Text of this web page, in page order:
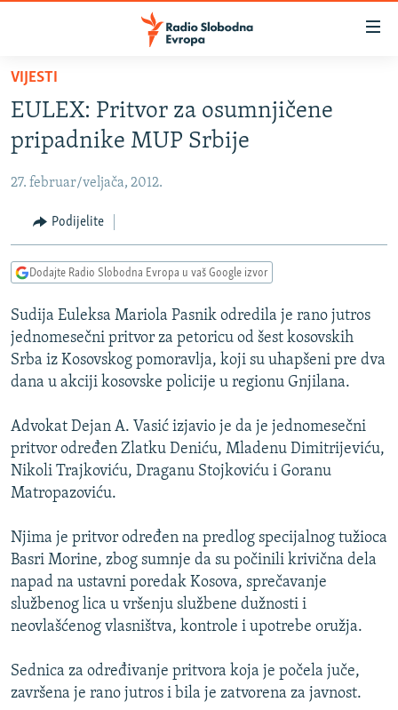
Pređite
glavni
sadržaj
Pređite
na
navigaciju
Pređite
na
BOSNA I HERCEGOVINA
SRBIJA
KOSOVO
CRNA GORA
VIDEO
FOTOGALERIJE
INFOGRAFIKE
PODCASTI
RAT U UKRAJINI
KINA NA BALKANU
RSE PRIČE IZ SVIJETA
ISPRIČAJ MI
DNEVNO@RSE
SPECIJALI RSE
GENOCID U SREBRENICI
POPLAVE I KLIZIŠTA U BIH 2024.
TV LIBERTY
POST SCRIPTUM
MOJA EVROPA
TRI DECENIJE OD RATA U BIH
Sve RFE/RL stranice
VIJESTI
EULEX: Pritvor za osumnjičene
pripadnike MUP Srbije
27. februar/veljača, 2012.
Podijelite
Dodajte Radio Slobodna Evropa u vaš Google izvor
Sudija Euleksa Mariola Pasnik odredila je rano jutros
jednomesečni pritvor za petoricu od šest kosovskih
Srba iz Kosovskog pomoravlja, koji su uhapšeni pre dva
dana u akciji kosovske policije u regionu Gnjilana.
Advokat Dejan A. Vasić izjavio je da je jednomesečni
pritvor određen Zlatku Deniću, Mladenu Dimitrijeviću,
Nikoli Trajkoviću, Draganu Stojkoviću i Goranu
Matropazoviću.
Njima je pritvor određen na predlog specijalnog tužioca
Basri Morine, zbog sumnje da su počinili krivična dela
napad na ustavni poredak Kosova, sprečavanje
službenog lica u vršenju službene dužnosti i
neovlašćenog vlasništva, kontrole i upotrebe oružja.
Sednica za određivanje pritvora koja je počela juče,
završena je rano jutros i bila je zatvorena za javnost.